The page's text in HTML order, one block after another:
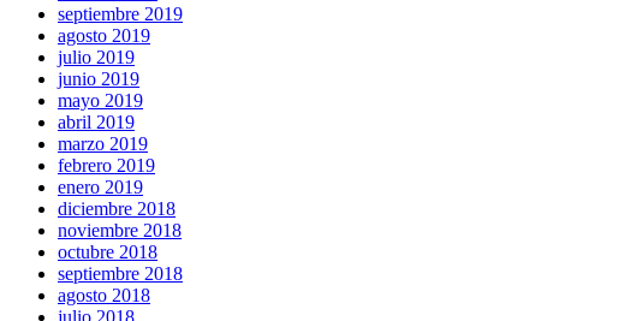
septiembre 2019
agosto 2019
julio 2019
junio 2019
mayo 2019
abril 2019
marzo 2019
febrero 2019
enero 2019
diciembre 2018
noviembre 2018
octubre 2018
septiembre 2018
agosto 2018
julio 2018